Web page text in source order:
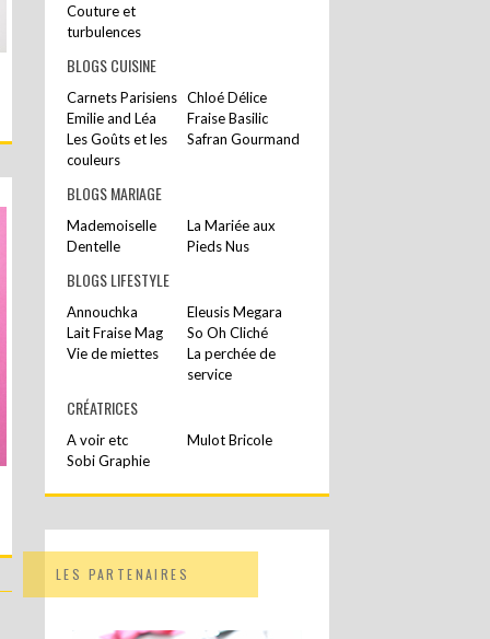
Couture et
turbulences
BLOGS CUISINE
Carnets Parisiens Chloé Délice
Emilie and Léa
Fraise Basilic
Les Goûts et les
couleurs
Safran Gourmand
BLOGS MARIAGE
Mademoiselle
Dentelle
La Mariée aux
Pieds Nus
BLOGS LIFESTYLE
Annouchka
Eleusis Megara
Lait Fraise Mag
So Oh Cliché
Vie de miettes
La perchée de
service
CRÉATRICES
A voir etc
Mulot Bricole
Sobi Graphie
LES PARTENAIRES